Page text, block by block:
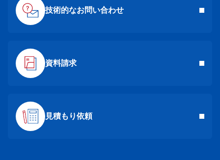
技術的なお問い合わせ
資料請求
見積もり依頼